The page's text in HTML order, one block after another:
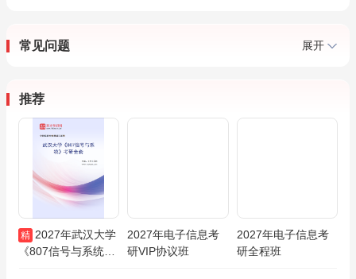
常见问题 展开
推荐
精 2027年武汉大学
《807信号与系统》
2027年电子信息考
研VIP协议班
2027年电子信息考
研全程班